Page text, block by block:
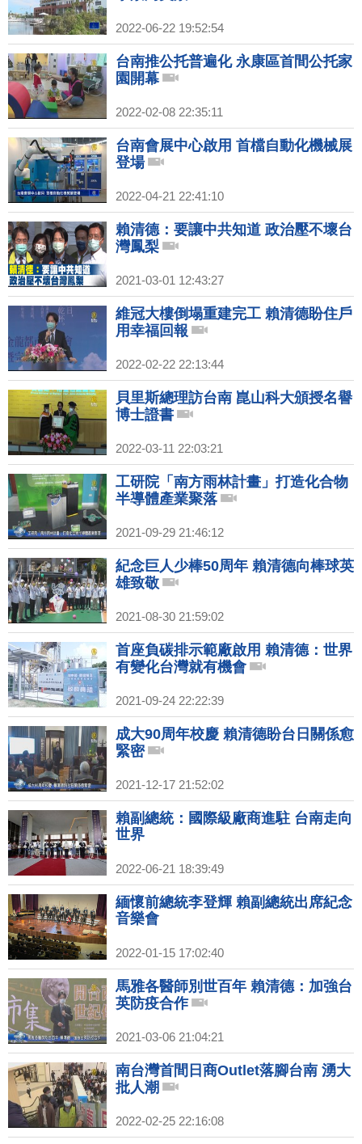
2022-06-22 19:52:54
台南推公托普遍化 永康區首間公托家
園開幕
2022-02-08 22:35:11
台南會展中心啟用 首檔自動化機械展
登場
2022-04-21 22:41:10
賴清德：要讓中共知道 政治壓不壞台
灣鳳梨
2021-03-01 12:43:27
維冠大樓倒塌重建完工 賴清德盼住戶
用幸福回報
2022-02-22 22:13:44
貝里斯總理訪台南 崑山科大頒授名譽
博士證書
2022-03-11 22:03:21
工研院「南方雨林計畫」打造化合物
半導體產業聚落
2021-09-29 21:46:12
紀念巨人少棒50周年 賴清德向棒球英
雄致敬
2021-08-30 21:59:02
首座負碳排示範廠啟用 賴清德：世界
有變化台灣就有機會
2021-09-24 22:22:39
成大90周年校慶 賴清德盼台日關係愈
緊密
2021-12-17 21:52:02
賴副總統：國際級廠商進駐 台南走向
世界
2022-06-21 18:39:49
緬懷前總統李登輝 賴副總統出席紀念
音樂會
2022-01-15 17:02:40
馬雅各醫師別世百年 賴清德：加強台
英防疫合作
2021-03-06 21:04:21
南台灣首間日商Outlet落腳台南 湧大
批人潮
2022-02-25 22:16:08